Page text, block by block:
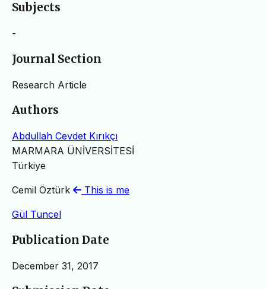
Subjects
-
Journal Section
Research Article
Authors
Abdullah Cevdet Kırıkçı
MARMARA ÜNİVERSİTESİ
Türkiye
Cemil Öztürk This is me
Gül Tuncel
Publication Date
December 31, 2017